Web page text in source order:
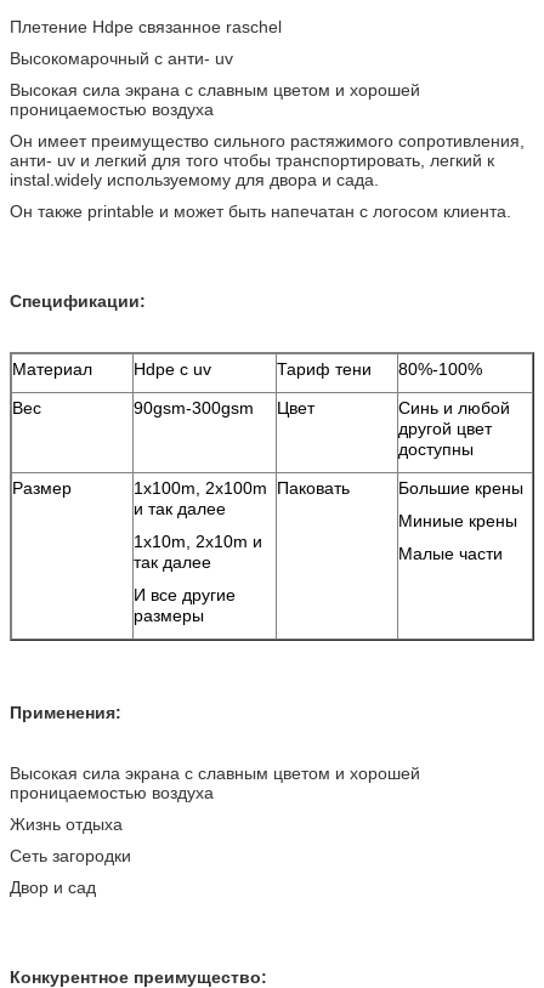
Плетение Hdpe связанное raschel
Высокомарочный с анти- uv
Высокая сила экрана с славным цветом и хорошей
проницаемостью воздуха
Он имеет преимущество сильного растяжимого сопротивления,
анти- uv и легкий для того чтобы транспортировать, легкий к
instal.widely используемому для двора и сада.
Он также printable и может быть напечатан с логосом клиента.
Спецификации:
Материал Hdpe с uv Тариф тени
80%-100%
Вес
90gsm-300gsm Цвет
Синь и любой
другой цвет
доступны
Размер
1x100m, 2x100m
и так далее
1x10m, 2x10m и
так далее
И все другие
размеры
Паковать
Большие крены
Миниые крены
Малые части
Применения:
Высокая сила экрана с славным цветом и хорошей
проницаемостью воздуха
Жизнь отдыха
Сеть загородки
Двор и сад
Конкурентное преимущество: